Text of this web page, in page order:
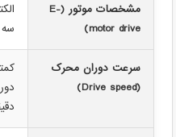
مشخصات موتور (E-
motor drive)
سه
سرعت دوران محرک
(Drive speed)